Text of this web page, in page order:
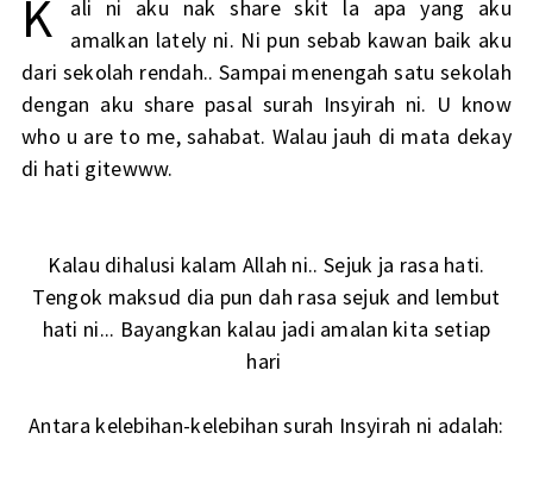
K
ali ni aku nak share skit la apa yang aku
amalkan lately ni. Ni pun sebab kawan baik aku
dari sekolah rendah.. Sampai menengah satu sekolah
dengan aku share pasal surah Insyirah ni. U know
who u are to me, sahabat. Walau jauh di mata dekay
di hati gitewww.
Kalau dihalusi kalam Allah ni.. Sejuk ja rasa hati.
Tengok maksud dia pun dah rasa sejuk and lembut
hati ni... Bayangkan kalau jadi amalan kita setiap
hari
Antara kelebihan-kelebihan surah Insyirah ni adalah: